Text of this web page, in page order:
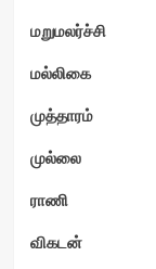
மறுமலர்ச்சி
மல்லிகை
முத்தாரம்
முல்லை
ராணி
விகடன்